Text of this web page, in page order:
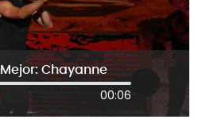
Chayanne
00:06